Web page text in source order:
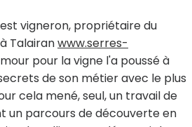
vigneron, propriétaire du
Talairanwww.serres-
pour la vigne l'a poussé à
de son métier avec le plus
cela mené, seul, un travail de
un parcours de découverte en